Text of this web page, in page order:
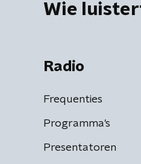
Wie
Radio
Frequenties
Programma's
Presentatoren